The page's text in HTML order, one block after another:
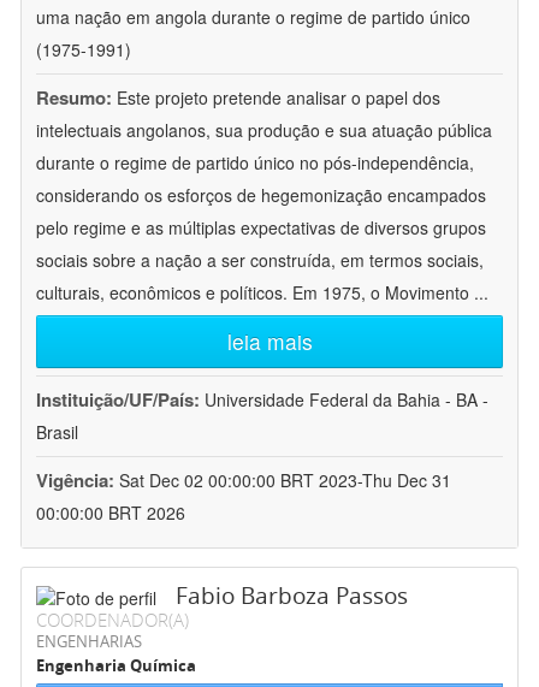
uma nação em angola durante o regime de partido único
(1975-1991)
Resumo: Este projeto pretende analisar o papel dos
intelectuais angolanos, sua produção e sua atuação pública
durante o regime de partido único no pós-independência,
considerando os esforços de hegemonização encampados
pelo regime e as múltiplas expectativas de diversos grupos
sociais sobre a nação a ser construída, em termos sociais,
culturais, econômicos e políticos. Em 1975, o Movimento ...
leia mais
Instituição/UF/País: Universidade Federal da Bahia - BA -
Brasil
Vigência: Sat Dec 02 00:00:00 BRT 2023-Thu Dec 31
00:00:00 BRT 2026
Fabio Barboza Passos
COORDENADOR(A)
ENGENHARIAS
Engenharia Química